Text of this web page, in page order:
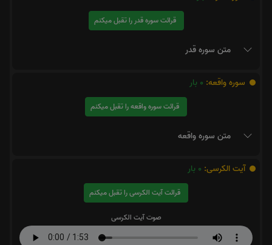
قرائت سوره قدر را تقبل میکنم
متن سوره قدر
سوره واقعه: 0 بار
قرائت سوره واقعه را تقبل میکنم
متن سوره واقعه
آیت الکرسی: 0 بار
قرائت آیت الکرسی را تقبل میکنم
صوت آیت الکرسی